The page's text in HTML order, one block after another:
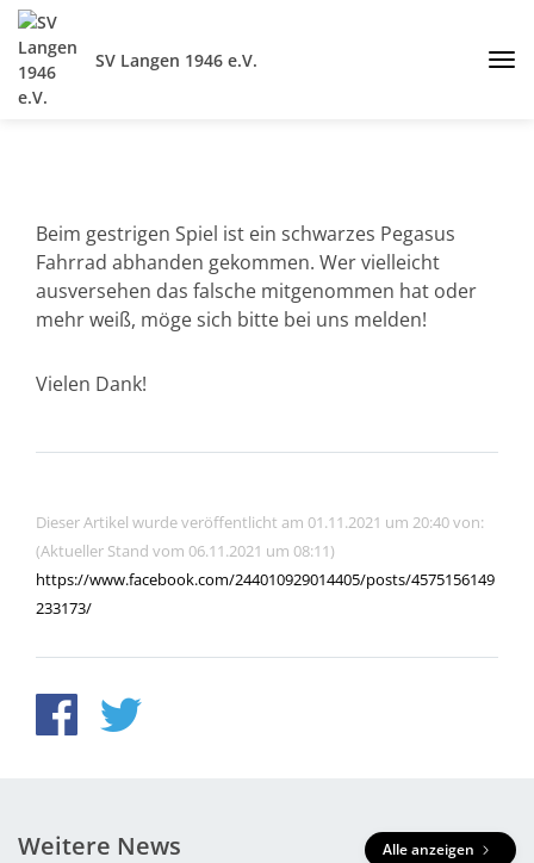
SV Langen 1946 e.V.
Beim gestrigen Spiel ist ein schwarzes Pegasus
Fahrrad abhanden gekommen. Wer vielleicht
ausversehen das falsche mitgenommen hat oder
mehr weiß, möge sich bitte bei uns melden!
Vielen Dank!
Dieser Artikel wurde veröffentlicht am 01.11.2021 um 20:40 von:
(Aktueller Stand vom 06.11.2021 um 08:11)
https://www.facebook.com/244010929014405/posts/4575156149
233173/
Weitere News Alle anzeigen